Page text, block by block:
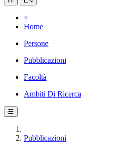
×
Home
Persone
Pubblicazioni
Facoltà
Ambiti Di Ricerca
☰
Pubblicazioni